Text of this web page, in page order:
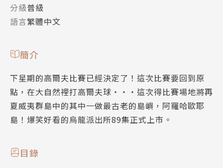
分級普級
語言繁體中文
簡介
下星期的高爾夫比賽已經決定了！這次比賽要回到原
點，在大自然裡打高爾夫球‧‧‧這次得比賽場地將再
夏威夷群島中的其中一做最古老的島嶼，阿羅哈歐耶
島！爆笑好看的烏龍派出所89集正式上市。
目錄